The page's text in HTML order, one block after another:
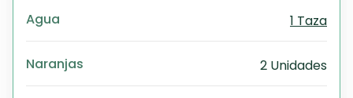
Agua 1 Taza
Naranjas 2 Unidades